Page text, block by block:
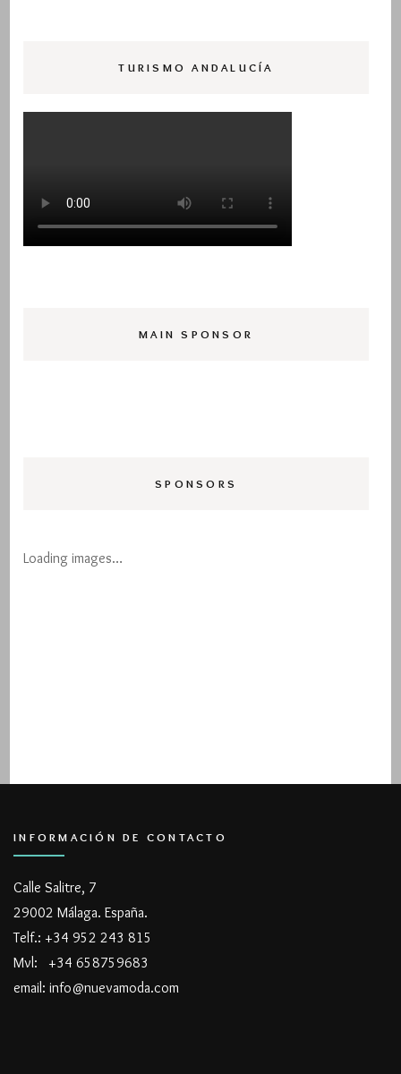
TURISMO ANDALUCÍA
MAIN SPONSOR
SPONSORS
Loading images…
INFORMACIÓN DE CONTACTO
Calle Salitre, 7
29002 Málaga. España.
Telf.: +34 952 243 815
Mvl: +34 658759683
email: info@nuevamoda.com